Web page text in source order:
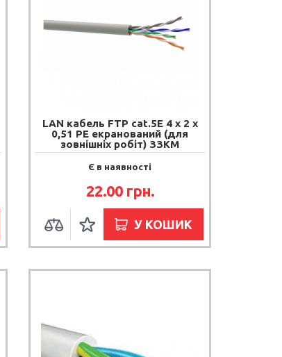
LAN кабель FTP cat.5E 4 х 2 х
0,51 PE екранований (для
зовнішніх робіт) ЗЗКМ
Є в наявності
22.00 грн.
У КОШИК